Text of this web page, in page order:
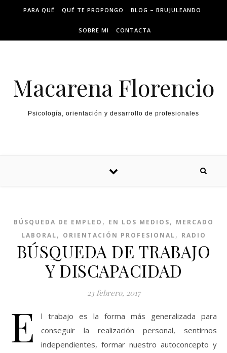
PARA QUÉ QUÉ TE PROPONGO BLOG – BRUJULEANDO
SOBRE MI CONTACTA
Macarena Florencio
Psicología, orientación y desarrollo de profesionales
BÚSQUEDA DE EMPLEO , EN LOS MEDIOS, MERCADO
LABORAL, ORIENTACIÓN PROFESIONAL, RADIO
BÚSQUEDA DE TRABAJO
Y DISCAPACIDAD
23 febrero, 2017
E
l trabajo es la forma más generalizada para
conseguir la realización personal, sentirnos
independientes, formar nuestro autoconcepto y